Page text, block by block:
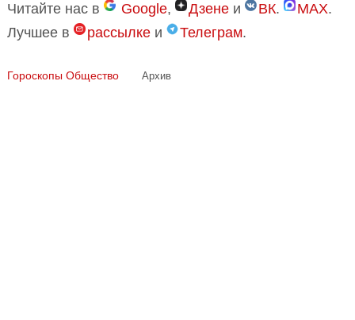
Читайте нас в Google, Дзене и ВК. MAX.
Лучшее в
рассылке и Телеграм.
Гороскопы Общество Архив